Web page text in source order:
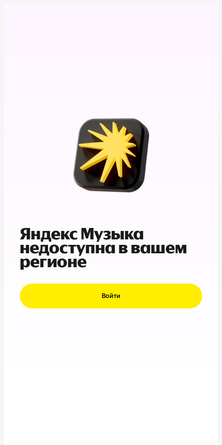
Яндекс Музыка
недоступна в вашем
регионе
Войти